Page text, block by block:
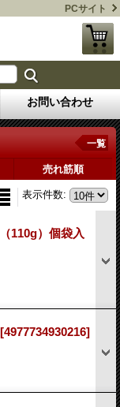
PCサイト
お問い合わせ
一覧
売れ筋順
表示件数:
110g）個袋入
[4977734930216]